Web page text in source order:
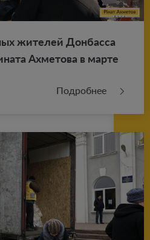
жи­те­лей Дон­бас­са
Ах­ме­то­ва в марте
Подробнее